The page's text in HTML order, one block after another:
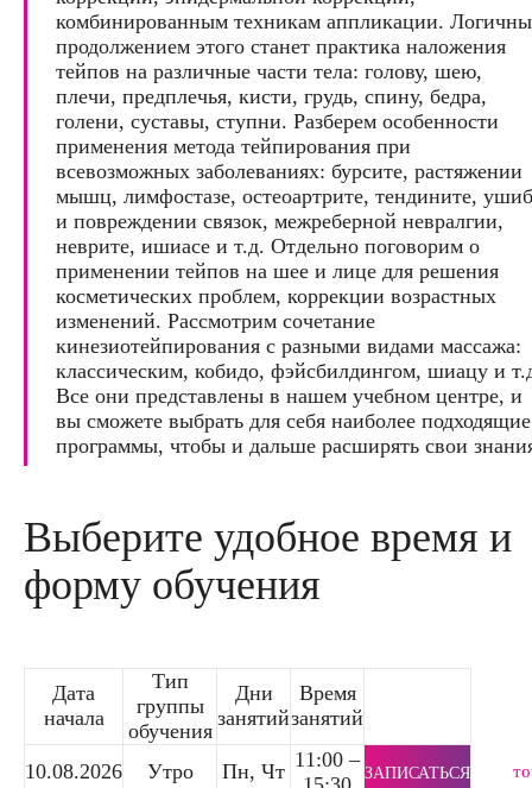
комбинированным техникам аппликации.
продолжением этого станет практика наложения
тейпов на различные части тела: голову, шею,
плечи, предплечья, кисти, грудь, спину, бедра,
голени, суставы, ступни. Разберем особенности
применения метода тейпирования при
всевозможных заболеваниях: бурсите, растяжении
мышц, лимфостазе, остеоартрите, тендините,
и повреждении связок, межреберной невралгии,
неврите, ишиасе и т.д. Отдельно поговорим о
применении тейпов на шее и лице для решения
косметических проблем, коррекции возрастных
изменений. Рассмотрим сочетание
кинезиотейпирования с разными видами массажа:
классическим, кобидо, фэйсбилдингом, шиацу и
Все они представлены в нашем учебном центре, и
вы сможете выбрать для себя наиболее подходящие
программы, чтобы и дальше расширять свои
Выберите удобное время и
форму обучения
Дата
начала
Тип
группы
обучения
Дни
занятий
Время
занятий
10.08.2026 Утро Пн, Чт 11:00 –
ЗАПИСАТЬСЯ